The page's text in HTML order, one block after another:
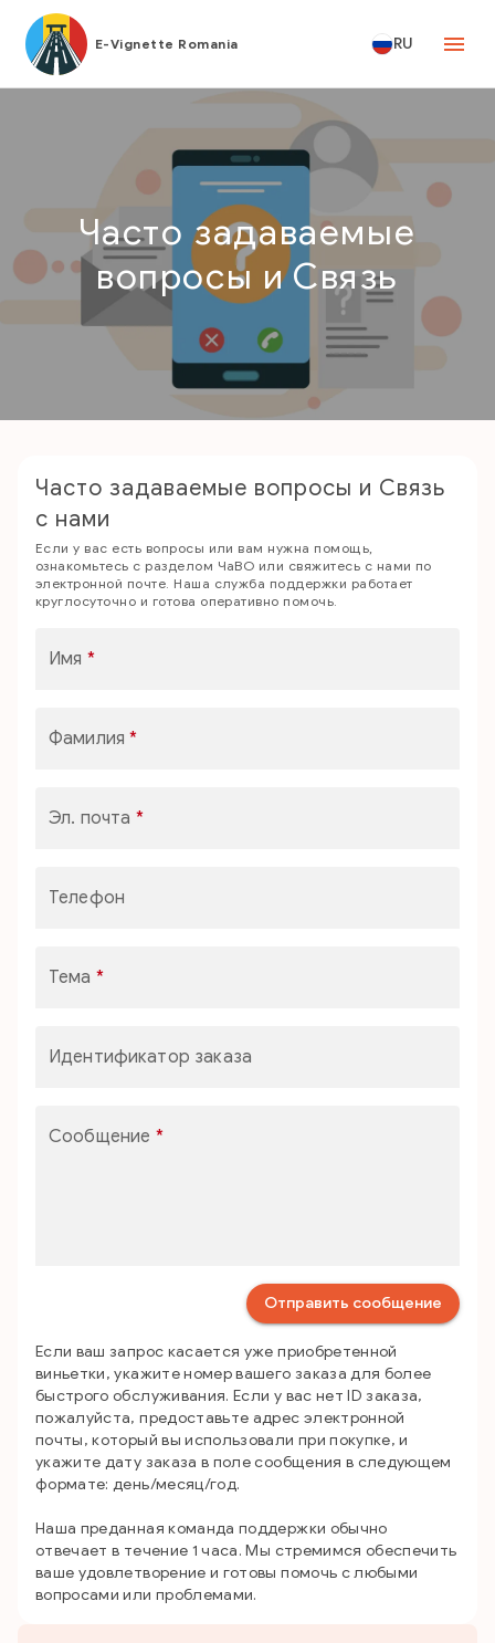
E-Vignette Romania RU
Часто задаваемые
вопросы и Связь
Часто задаваемые вопросы и Связь
с нами
Если у вас есть вопросы или вам нужна помощь,
ознакомьтесь с разделом ЧаВО или свяжитесь с нами по
электронной почте. Наша служба поддержки работает
круглосуточно и готова оперативно помочь.
Имя *
Фамилия*
Эл. почта *
Телефон
Тема *
Идентификатор заказа
Сообщение *
Отправить сообщение
Если ваш запрос касается уже приобретенной
виньетки, укажите номер вашего заказа для более
быстрого обслуживания. Если у вас нет ID заказа,
пожалуйста, предоставьте адрес электронной
почты, который вы использовали при покупке, и
укажите дату заказа в поле сообщения в следующем
формате: день/месяц/год.
Наша преданная команда поддержки обычно
отвечает в течение 1 часа. Мы стремимся обеспечить
ваше удовлетворение и готовы помочь с любыми
вопросами или проблемами.